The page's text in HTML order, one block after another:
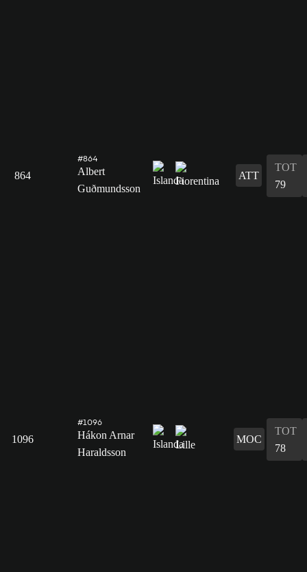
864
#864
Albert
Guðmundsson
ATT
TOT
79
1096
#1096
Hákon Arnar
Haraldsson
MOC
TOT
78